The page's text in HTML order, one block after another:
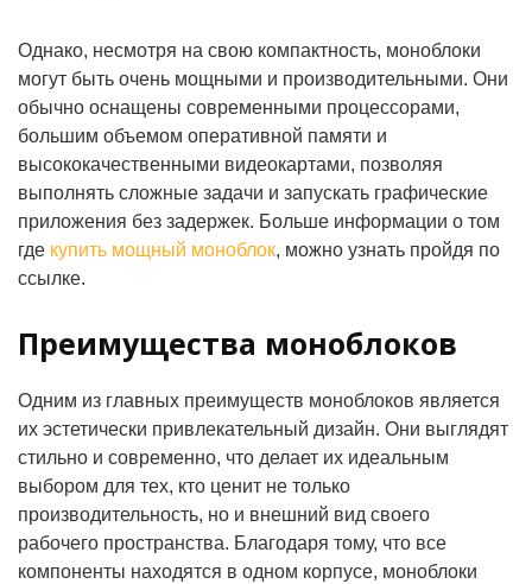
Однако, несмотря на свою компактность, моноблоки
могут быть очень мощными и производительными. Они
обычно оснащены современными процессорами,
большим объемом оперативной памяти и
высококачественными видеокартами, позволяя
выполнять сложные задачи и запускать графические
приложения без задержек. Больше информации о том
где купить мощный моноблок, можно узнать пройдя по
ссылке.
Преимущества моноблоков
Одним из главных преимуществ моноблоков является
их эстетически привлекательный дизайн. Они выглядят
стильно и современно, что делает их идеальным
выбором для тех, кто ценит не только
производительность, но и внешний вид своего
рабочего пространства. Благодаря тому, что все
компоненты находятся в одном корпусе, моноблоки